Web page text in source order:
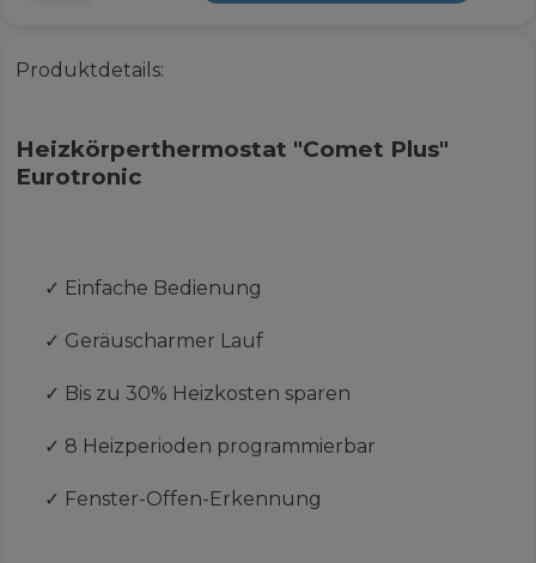
Produktdetails:
Heizkörperthermostat "Comet Plus"
Eurotronic
✓ Einfache Bedienung
✓ Geräuscharmer Lauf
✓ Bis zu 30% Heizkosten sparen
✓ 8 Heizperioden programmierbar
✓ Fenster-Offen-Erkennung